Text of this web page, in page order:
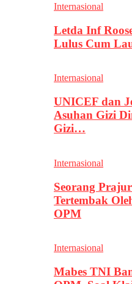
Internasional
Letda Inf
Lulus Cum
Internasional
UNICEF dan
Asuhan Gizi
Gizi…
Internasional
Seorang
Tertembak
OPM
Internasional
Mabes TNI